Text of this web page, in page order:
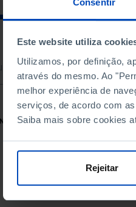
Consentir
Este website utiliza
Utilizamos, por definição,
através do mesmo. Ao
melhor experiência de
serviços, de acordo com
Saiba mais sobre cookies
Rejeitar